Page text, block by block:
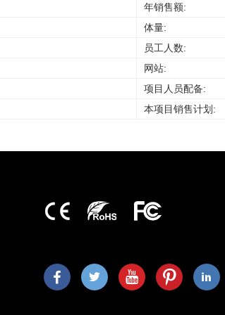
年销售额:
体量:
员工人数:
网站:
项目人员配备:
本项目销售计划: